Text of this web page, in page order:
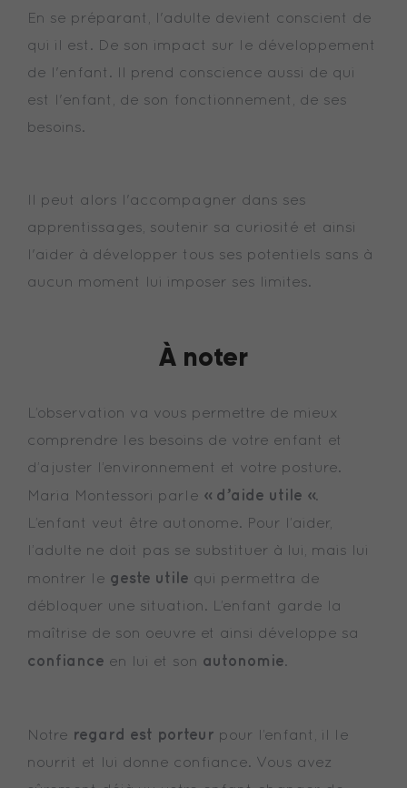
En se préparant, l'adulte devient conscient de
qui il est. De son impact sur le développement
de l'enfant. Il prend conscience aussi de qui
est l'enfant, de son fonctionnement, de ses
besoins.
Il peut alors l'accompagner dans ses
apprentissages, soutenir sa curiosité et ainsi
l'aider à développer tous ses potentiels sans à
aucun moment lui imposer ses limites.
À noter
L’observation va vous permettre de mieux
comprendre les besoins de votre enfant et
d’ajuster l’environnement et votre posture.
Maria Montessori parle « d’aide utile ».
L’enfant veut être autonome. Pour l’aider,
l’adulte ne doit pas se substituer à lui, mais lui
montrer le geste utile qui permettra de
débloquer une situation. L’enfant garde la
maîtrise de son oeuvre et ainsi développe sa
confiance en lui et son autonomie.
Notre regard est porteur pour l’enfant, il le
nourrit et lui donne confiance. Vous avez